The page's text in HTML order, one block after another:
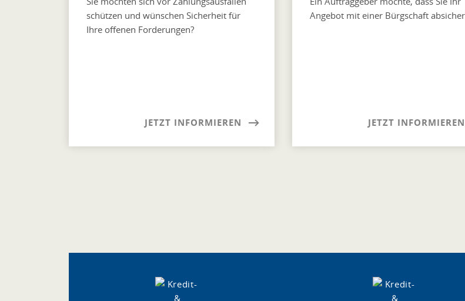
schützen und wünschen Sicherheit für
Ihre offenen Forderungen?
JETZT INFORMIEREN
Angebot mit einer Bürgschaft
JETZT INFORMIEREN